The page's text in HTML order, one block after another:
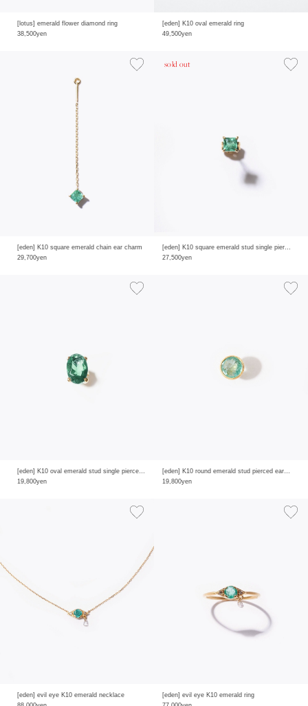
[lotus] emerald flower diamond ring
38,500yen
[eden] K10 oval emerald ring
49,500yen
[eden] K10 square emerald chain ear charm
29,700yen
[eden] K10 square emerald stud single pierced earring
27,500yen
sold out
[eden] K10 oval emerald stud single pierced earring
19,800yen
[eden] K10 round emerald stud pierced earring
19,800yen
[eden] evil eye K10 emerald necklace
[eden] evil eye K10 emerald ring